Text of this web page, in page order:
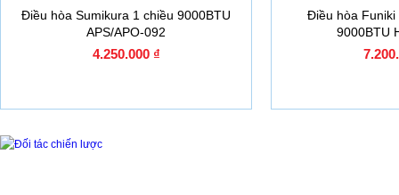
Điều hòa Sumikura 1 chiều 9000BTU
APS/APO-092
4.250.000 ₫
Điều hòa Funiki
9000BTU